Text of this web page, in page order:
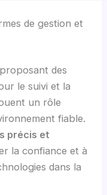
de gestion et
des
le suivi et la
un rôle
fiable.
précis et
la confiance et à
dans la